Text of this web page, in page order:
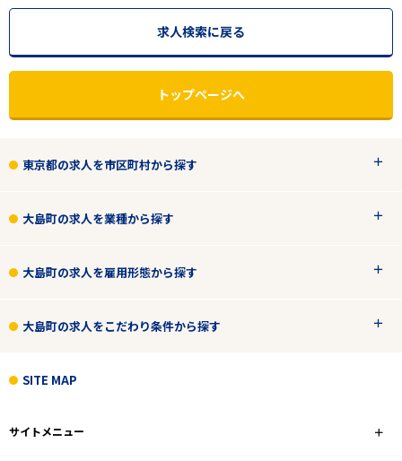
エリアで探す
東京
大島町
求人検索に戻る
トップページへ
東京都の求人を市区町村から探す
大島町の求人を業種から探す
大島町の求人を雇用形態から探す
大島町の求人をこだわり条件から探す
SITE MAP
サイトメニュー